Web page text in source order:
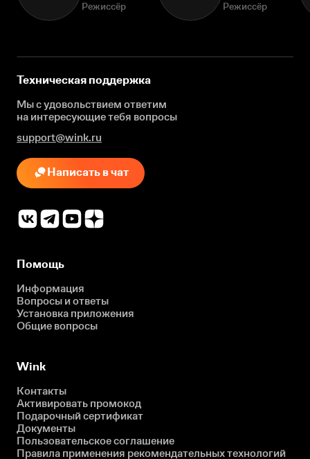
Режиссёр Режиссёр
Техническая поддержка
Мы с удовольствием ответим
на интересующиетебя вопросы
support@wink.ru
Написать в чат
Помощь
Информация
Вопросы и ответы
Установка приложения
Общие вопросы
Wink
Контакты
Активировать промокод
Подарочный сертификат
Документы
Пользовательское соглашение
Правила применения рекомендательных технологий